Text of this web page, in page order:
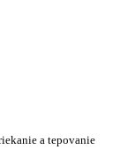
a tepovanie